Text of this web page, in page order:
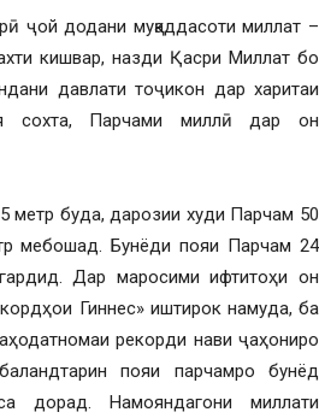
ҷой додани муқаддасоти миллат –
кишвар, назди Қасри Миллат бо
давлати тоҷикон дар харитаи
сохта, Парчами миллӣ дар он
метр буда, дарозии худи Парчам 50
мебошад. Бунёди пояи Парчам 24
Дар маросими ифтитоҳи он
Гиннес» иштирок намуда, ба
рекорди нави ҷаҳониро
пояи парчамро бунёд
дорад. Намояндагони миллати